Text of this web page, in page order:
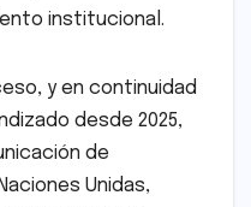
institucional.
y en continuidad
desde 2025,
de
Unidas,